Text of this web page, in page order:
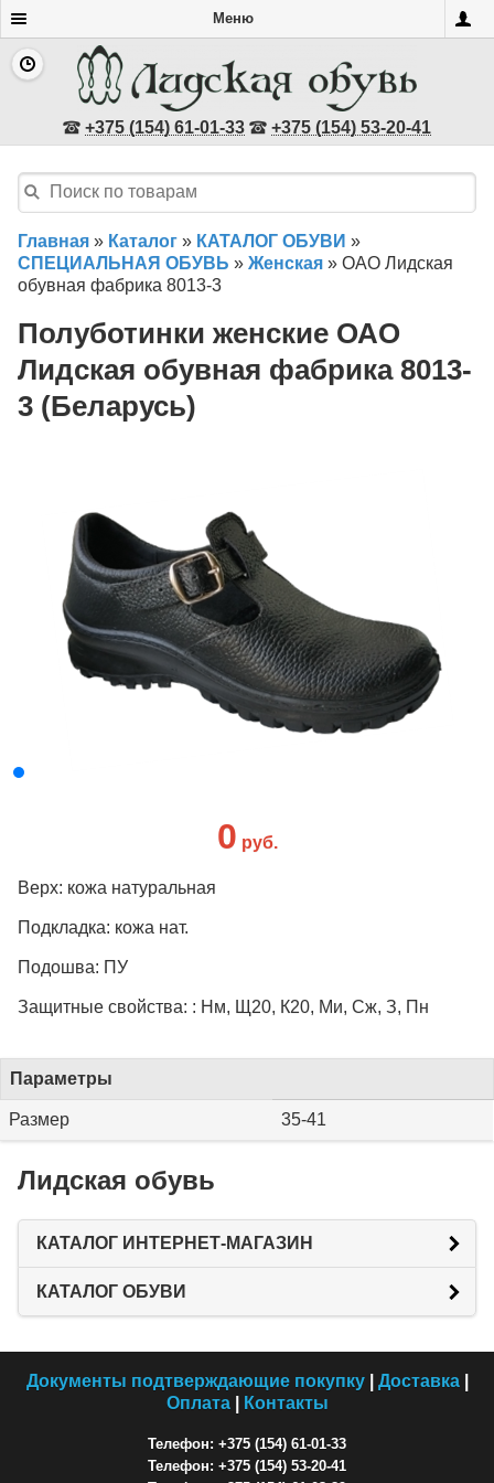
Меню
+375 (154) 61-01-33 +375 (154) 53-20-41
Главная » Каталог » КАТАЛОГ ОБУВИ »
СПЕЦИАЛЬНАЯ ОБУВЬ » Женская » ОАО Лидская
обувная фабрика 8013-3
Полуботинки женские ОАО
Лидская обувная фабрика 8013-
3 (Беларусь)
0 руб.
Верх: кожа натуральная
Подкладка: кожа нат.
Подошва: ПУ
Защитные свойства: : Нм, Щ20, К20, Ми, Сж, З, Пн
Параметры
Размер 35-41
Лидская обувь
КАТАЛОГ ИНТЕРНЕТ-МАГАЗИН
КАТАЛОГ ОБУВИ
Документы подтверждающие покупку| Доставка|
Оплата| Контакты
Телефон: +375 (154) 61-01-33
Телефон: +375 (154) 53-20-41